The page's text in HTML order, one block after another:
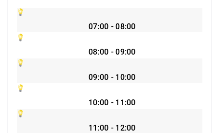
07:00 - 08:00
08:00 - 09:00
09:00 - 10:00
10:00 - 11:00
11:00 - 12:00